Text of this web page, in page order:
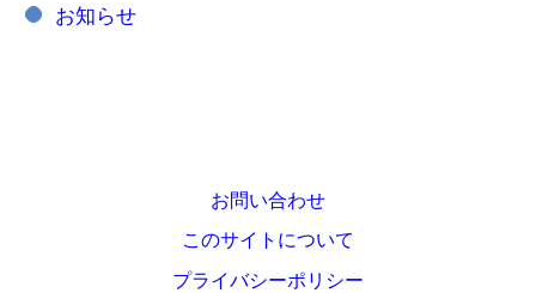
お知らせ
お問い合わせ
このサイトについて
プライバシーポリシー